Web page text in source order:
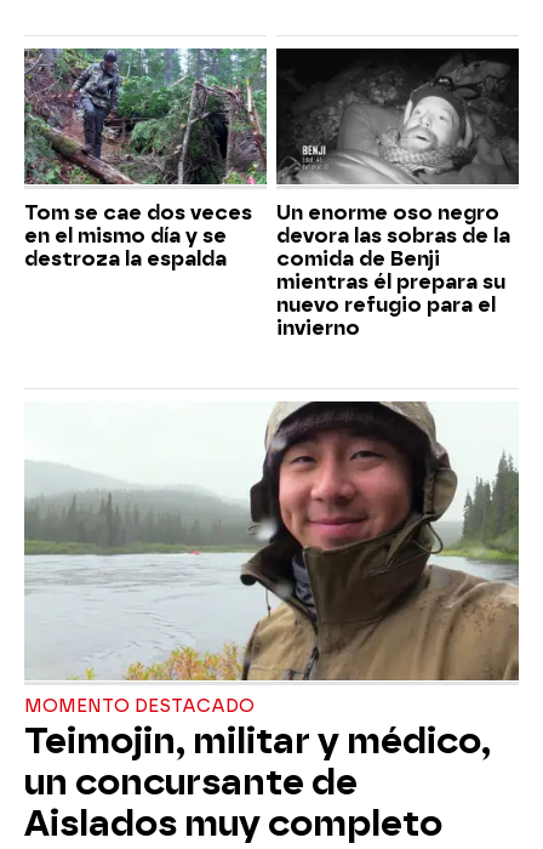
Tom se cae dos veces
en el mismo día y se
destroza la espalda
Un enorme oso negro
devora las sobras de la
comida de Benji
mientras él prepara su
nuevo refugio para el
invierno
MOMENTO DESTACADO
Teimojin, militar y médico,
un concursante de
Aislados muy completo